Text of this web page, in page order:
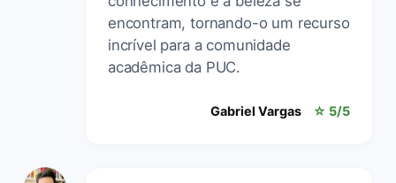
encontram, tornando-o um recurso
incrível para a comunidade
acadêmica da PUC.
Gabriel Vargas ☆ 5/5